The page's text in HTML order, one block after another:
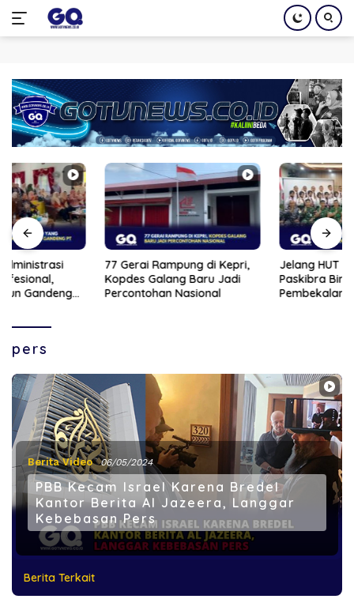
konten
77 Gerai Rampung di Kepri,
Kopdes Galang Baru Jadi
Percontohan Nasional
Jelang HUT RI ke-81, 33 Calon
Paskibra Bintan Jalani
Pembekalan
pers
Berita Video 06/05/2024
PBB Kecam Israel Karena Bredel
Kantor Berita Al Jazeera, Langgar
Kebebasan Pers
Berita Terkait